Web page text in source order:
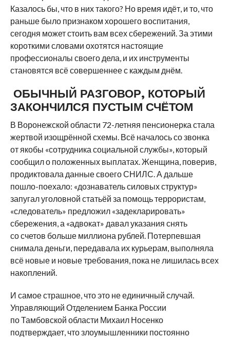
Казалось бы, что в них такого? Но время идёт, и то, что
раньше было признаком хорошего воспитания,
сегодня может стоить вам всех сбережений. За этими
короткими словами охотятся настоящие
профессионалы своего дела, и их инструменты
становятся всё совершеннее с каждым днём.
ОБЫЧНЫЙ РАЗГОВОР, КОТОРЫЙ
ЗАКОНЧИЛСЯ ПУСТЫМ СЧЁТОМ
В Воронежской области 72-летняя пенсионерка стала
жертвой изощрённой схемы. Всё началось со звонка
от якобы «сотрудника социальной службы», который
сообщил о положенных выплатах. Женщина, поверив,
продиктовала данные своего СНИЛС. А дальше
пошло-поехало: «дознаватель силовых структур»
запугал уголовной статьёй за помощь террористам,
«следователь» предложил «задекларировать»
сбережения, а «адвокат» давал указания снять
со счетов больше миллиона рублей. Потерпевшая
снимала деньги, передавала их курьерам, выполняла
всё новые и новые требования, пока не лишилась всех
накоплений.
И самое страшное, что это не единичный случай.
Управляющий Отделением Банка России
по Тамбовской области Михаил Носенко
подтверждает, что злоумышленники постоянно